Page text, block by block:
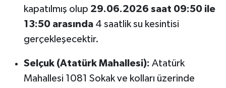
kapatılmış olup 29.06.2026 saat 09:50 ile
13:50 arasında4 saatlik su kesintisi
gerçekleşecektir.
Selçuk (Atatürk Mahallesi): Atatürk
Mahallesi 1081 Sokak ve kolları üzerinde